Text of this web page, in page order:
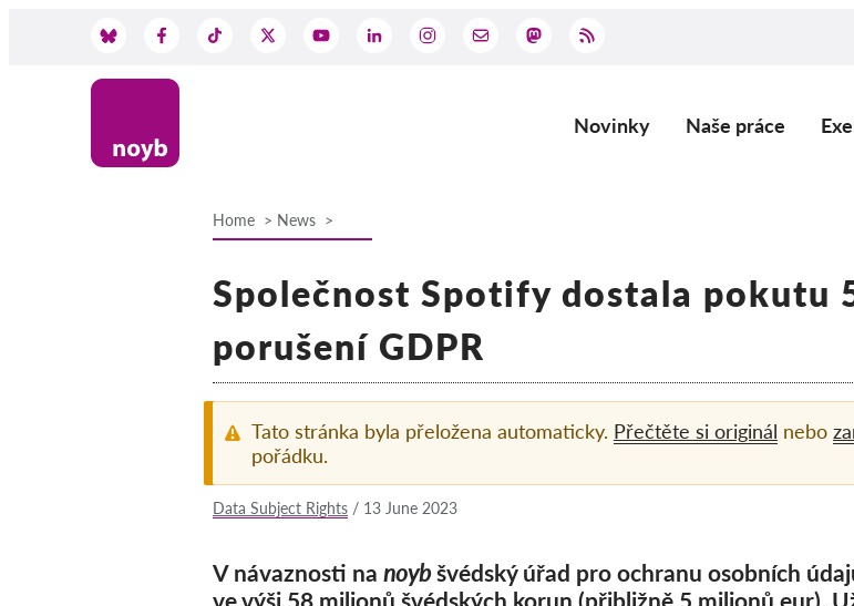
Main
Novinky Naše práce
Home News
Společnost Spotify dostala pokutu
porušení GDPR
Tato stránka byla přeložena automaticky. Přečtěte si originál nebo
pořádku.
Data Subject Rights / 13 June 2023
V návaznosti na noybšvédský úřad pro ochranu osobních
ve výši 58 milionů švédských korun (přibližně 5 milionů eur).